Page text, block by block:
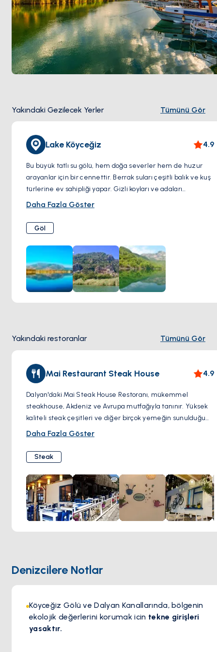
Yakındaki Gezilecek Yerler Tümünü Gör
Lake Köyceğiz 4.9
Bu büyük tatlı su gölü, hem doğa severler hem de huzur
arayanlar için bir cennettir. Berrak suları çeşitli balık ve kuş
türlerine ev sahipliği yapar. Gizli koyları ve adaları
keşfetmek için bir tekne turuna çıkabilir veya sadece göl
seyredebilirsiniz.
Daha Fazla Göster
Göl
Yakındaki restoranlar Tümünü Gör
Mai Restaurant Steak House 4.9
Dalyan'daki Mai Steak House Restoranı, mükemmel
steakhouse, Akdeniz ve Avrupa mutfağıyla tanınır. Yüksek
kaliteli steak çeşitleri ve diğer birçok yemeğin sunulduğu
bu restoran, pişirme mükemmelliği ve davetkar
dış mekan yemek alanıyla tanınır, bu da misafirlerin
yemeklerini keyifli bir Akdeniz ortamında yeme olanağı
sunar. Harika steakler, vejetaryen seçenekler de dahil
olmak üzere çeşitli menü seçenekleri ve güzel ortamıyla
Mai Steak House, Dalyan'da popüler bir yemek noktasıdır.
Daha Fazla Göster
Steak
Denizcilere Notlar
Köyceğiz Gölü ve Dalyan Kanallarında, bölgenin
ekolojik değerlerini korumak icin tekne girişleri
yasaktır.